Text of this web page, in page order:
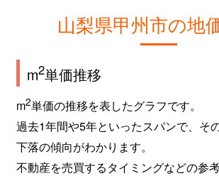
山梨県甲州市の地
m2単価推移
m2単価の推移を表したグラフです。
過去1年間や5年といったスパンで、そ
下落の傾向がわかります。
不動産を売買するタイミングなどの参